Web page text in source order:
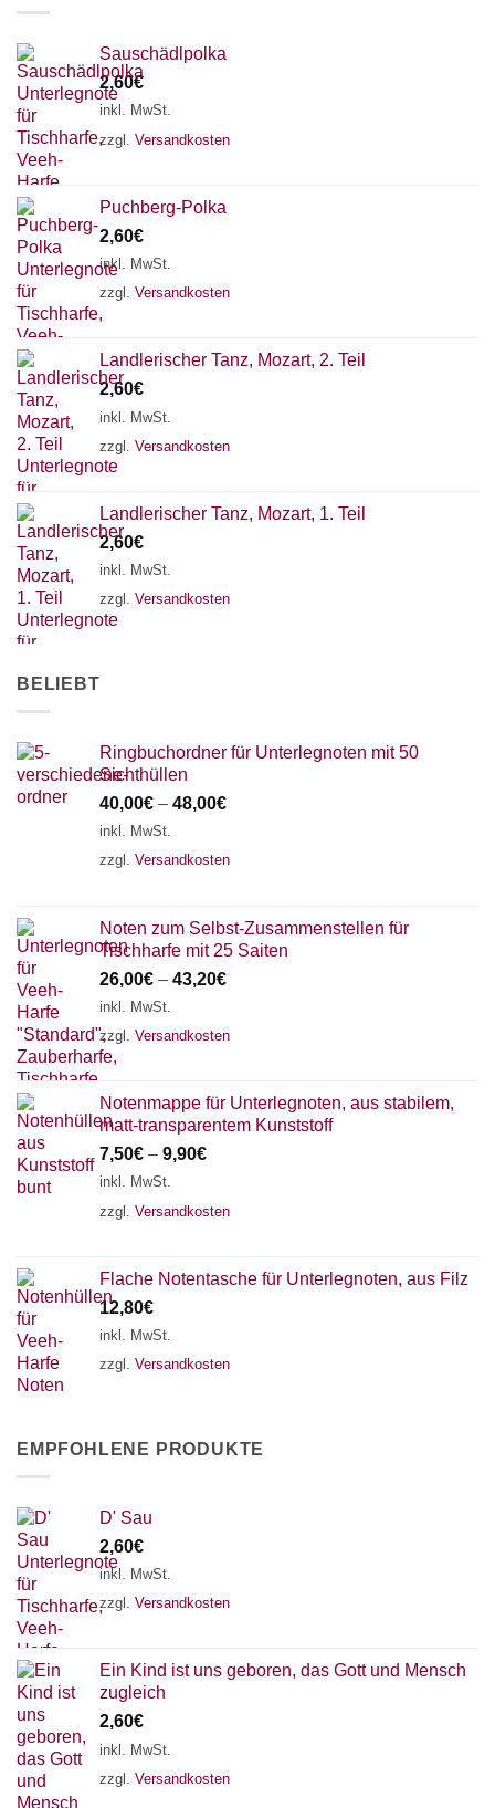
Sauschädlpolka
2,60€
inkl. MwSt.
zzgl. Versandkosten
Puchberg-Polka
2,60€
inkl. MwSt.
zzgl. Versandkosten
Landlerischer Tanz, Mozart, 2. Teil
2,60€
inkl. MwSt.
zzgl. Versandkosten
Landlerischer Tanz, Mozart, 1. Teil
2,60€
inkl. MwSt.
zzgl. Versandkosten
BELIEBT
Ringbuchordner für Unterlegnoten mit 50
Sichthüllen
40,00€ – 48,00€
inkl. MwSt.
zzgl. Versandkosten
Noten zum Selbst-Zusammenstellen für
Tischharfe mit 25 Saiten
26,00€ – 43,20€
inkl. MwSt.
zzgl. Versandkosten
Notenmappe für Unterlegnoten, aus stabilem,
matt-transparentem Kunststoff
7,50€ – 9,90€
inkl. MwSt.
zzgl. Versandkosten
Flache Notentasche für Unterlegnoten, aus Filz
12,80€
inkl. MwSt.
zzgl. Versandkosten
EMPFOHLENE PRODUKTE
D' Sau
2,60€
inkl. MwSt.
zzgl. Versandkosten
Ein Kind ist uns geboren, das Gott und Mensch
zugleich
2,60€
inkl. MwSt.
zzgl. Versandkosten